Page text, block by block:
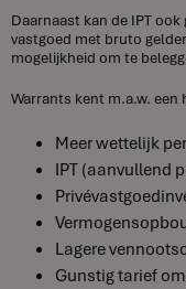
Daarnaast kan de IPT
vastgoed met bruto
mogelijkheid om te
Warrants kent m.a.w.
Meer wettelijk
IPT (aanvullend
Lagere
Gunstig tarief